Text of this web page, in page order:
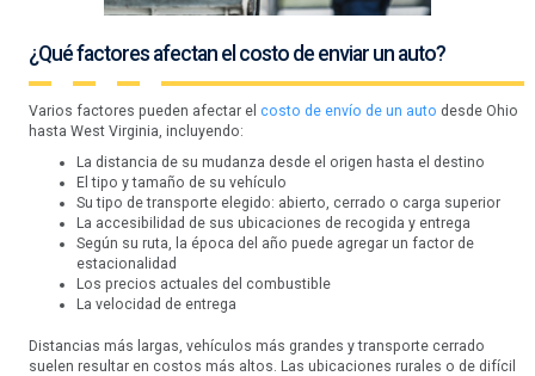
¿Qué factores afectan el costo de enviar un auto?
Varios factores pueden afectar el costo de envío de un auto desde Ohio
hasta West Virginia, incluyendo:
La distancia de su mudanza desde el origen hasta el destino
El tipo y tamaño de su vehículo
Su tipo de transporte elegido: abierto, cerrado o carga superior
La accesibilidad de sus ubicaciones de recogida y entrega
Según su ruta, la época del año puede agregar un factor de
estacionalidad
Los precios actuales del combustible
La velocidad de entrega
Distancias más largas, vehículos más grandes y transporte cerrado
suelen resultar en costos más altos. Las ubicaciones rurales o de difícil